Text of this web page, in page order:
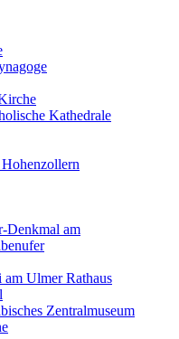
Kathedrale
Denkmal am
am Ulmer Rathaus
Zentralmuseum